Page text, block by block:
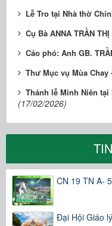
Lễ Tro tại Nhà thờ
Cụ Bà ANNA TRẦN THỊ
Cáo phó: Anh GB.
Thư Mục vụ Mùa Chay
Thánh lễ Minh Niên tại
(17/02/2026)
CN 19 TN A-
Đại Hội Giáo